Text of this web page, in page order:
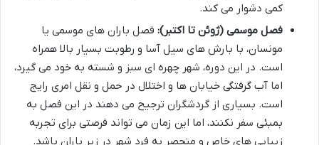
کمی دشوار می کند.
فصل موسمی (ژوئن تا اکتبر): فصل باران های موسمی یا
مونسان، با بارش های سیل آسا و رطوبت بسیار بالا همراه
است. در این دوره، شهر چهره ای سبز و شسته به خود می گیرد،
اما آب گرفتگی خیابان ها و اختلال در حمل و نقل امری رایج
است. بسیاری از گردشگران ترجیح می دهند در این فصل به
بمبئی سفر نکنند، اما این زمان می تواند فرصتی برای تجربه
زیبایی های خاص و منحصر به فرد شهر در زیر باران باشد.